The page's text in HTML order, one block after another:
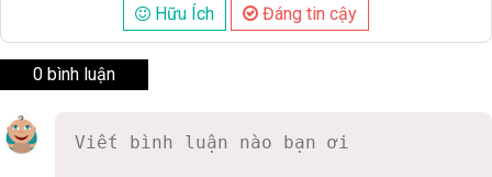
Hữu Ích
Đáng tin cậy
0 bình luận